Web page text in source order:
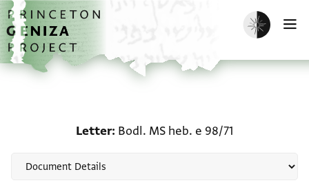
Skip to main content
home
Enable dark
Letter Bodl. MS heb. e 98/71